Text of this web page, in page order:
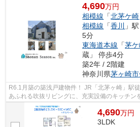
4,690万円
相模線 「北茅ケ崎
相模線 「香川
」
5分
東海道本線 「茅
蔵」 停歩4分
築2年 / 2階建
神奈川県茅ヶ崎市
R6.1月築の築浅戸建物件！ JR「北茅ヶ崎」駅
あふれる吹抜リビングに、充実設備のキッチン
ら３カ月、安心の設備修理サービスをお付...
4,690万円
3LDK